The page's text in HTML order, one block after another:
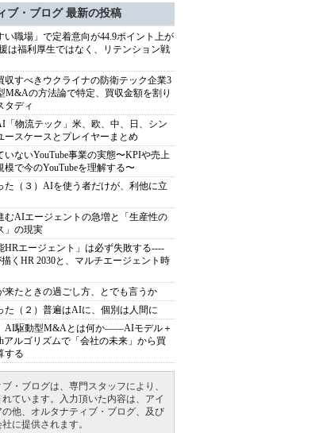
ブ・ブログ 最新の投稿
い職場」で定着意向が44.9ポイント上が
は福利厚生ではなく、リテンション戦
収すべきウクライナの防衛テック企業3
M&Aの方法論で特定、買収金額を割り
タディ
「物流テック」米、欧、中、日、シン
ースケースとプレイヤーまとめ
いないYouTube事業の実態〜KPIや売上
模で今のYouTubeを理解する〜
た（３）AIを使う者だけが、利他に立
むAIエージェントの急増と「生産性の
」の現実
HRエージェント」は必ず失敗する----
描くHR 2030と、マルチエージェント時
来たときの過ごし方、とでも言うか
た（２）普遍はAIに、個別は人間に
AI駆動型M&Aとは何か――AIモデル＋
アルゴリズムで「会社の未来」から買
する
・ブログは、専門スタッフにより、
ています。入力頂いた内容は、アイ
の他、オルタナティブ・ブログ、及び
に提供されます。